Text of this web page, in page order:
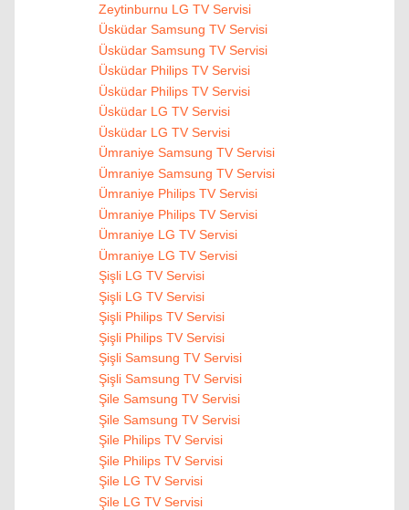
Zeytinburnu LG TV Servisi
Üsküdar Samsung TV Servisi
Üsküdar Samsung TV Servisi
Üsküdar Philips TV Servisi
Üsküdar Philips TV Servisi
Üsküdar LG TV Servisi
Üsküdar LG TV Servisi
Ümraniye Samsung TV Servisi
Ümraniye Samsung TV Servisi
Ümraniye Philips TV Servisi
Ümraniye Philips TV Servisi
Ümraniye LG TV Servisi
Ümraniye LG TV Servisi
Şişli LG TV Servisi
Şişli LG TV Servisi
Şişli Philips TV Servisi
Şişli Philips TV Servisi
Şişli Samsung TV Servisi
Şişli Samsung TV Servisi
Şile Samsung TV Servisi
Şile Samsung TV Servisi
Şile Philips TV Servisi
Şile Philips TV Servisi
Şile LG TV Servisi
Şile LG TV Servisi